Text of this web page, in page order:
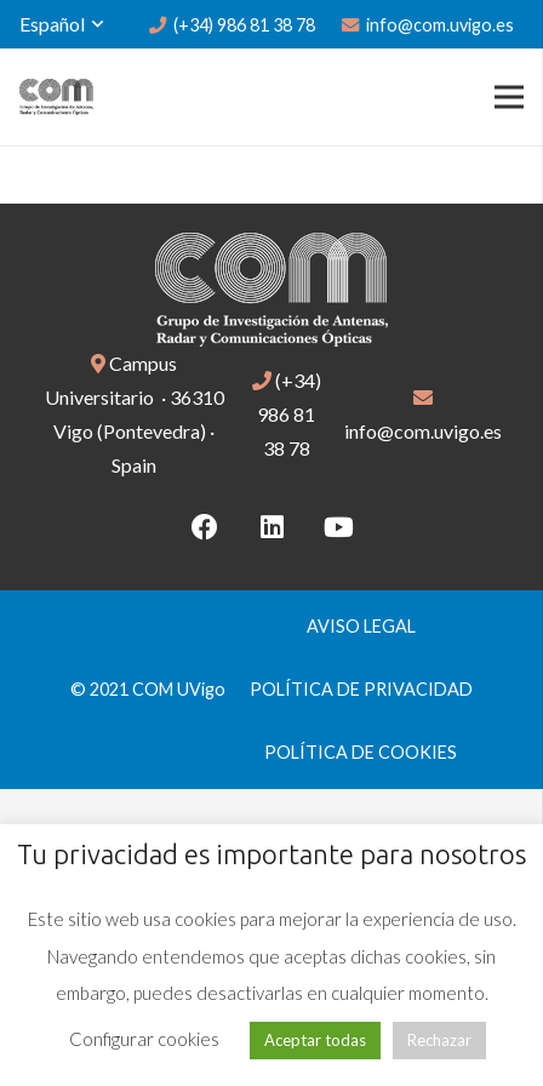
Español (+34) 986 81 38 78 info@com.uvigo.es
Campus
Universitario · 36310
Vigo (Pontevedra) ·
Spain
(+34)
986 81
38 78
info@com.uvigo.es
© 2021 COM UVigo
AVISO LEGAL
POLÍTICA DE PRIVACIDAD
POLÍTICA DE COOKIES
Tu privacidad es importante para nosotros
Este sitio web usa cookies para mejorar la experiencia de uso.
Navegando entendemos que aceptas dichas cookies, sin
embargo, puedes desactivarlas en cualquier momento.
Configurar cookies Aceptar todas Rechazar